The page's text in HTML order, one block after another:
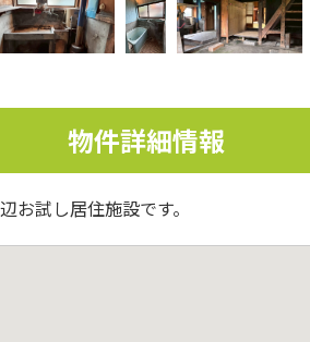
物件詳細情報
試し居住施設です。